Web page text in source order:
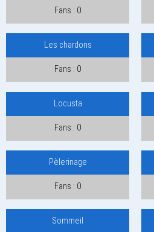
Fans : 0
Les chardons
Fans : 0
Locusta
Fans : 0
Pèlerinage
Fans : 0
Sommeil